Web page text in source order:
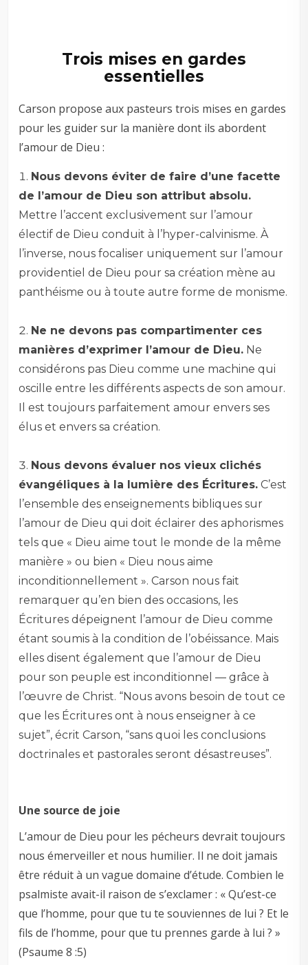
Trois mises en gardes
essentielles
Carson propose aux pasteurs trois mises en gardes
pour les guider sur la manière dont ils abordent
l’amour de Dieu :
Nous devons éviter de faire d’une facette
de l’amour de Dieu son attribut absolu.
Mettre l’accent exclusivement sur l’amour
électif de Dieu conduit à l’hyper-calvinisme. À
l’inverse, nous focaliser uniquement sur l’amour
providentiel de Dieu pour sa création mène au
panthéisme ou à toute autre forme de monisme.
Ne ne devons pas compartimenter ces
manières d’exprimer l’amour de Dieu. Ne
considérons pas Dieu comme une machine qui
oscille entre les différents aspects de son amour.
Il est toujours parfaitement amour envers ses
élus et envers sa création.
Nous devons évaluer nos vieux clichés
évangéliques à la lumière des Écritures. C’est
l’ensemble des enseignements bibliques sur
l’amour de Dieu qui doit éclairer des aphorismes
tels que « Dieu aime tout le monde de la même
manière » ou bien « Dieu nous aime
inconditionnellement ». Carson nous fait
remarquer qu’en bien des occasions, les
Écritures dépeignent l’amour de Dieu comme
étant soumis à la condition de l’obéissance. Mais
elles disent également que l’amour de Dieu
pour son peuple est inconditionnel — grâce à
l’œuvre de Christ. “Nous avons besoin de tout ce
que les Écritures ont à nous enseigner à ce
sujet”, écrit Carson, “sans quoi les conclusions
doctrinales et pastorales seront désastreuses”.
Une source de joie
L’amour de Dieu pour les pécheurs devrait toujours
nous émerveiller et nous humilier. Il ne doit jamais
être réduit à un vague domaine d’étude. Combien le
psalmiste avait-il raison de s’exclamer : « Qu’est-ce
que l’homme, pour que tu te souviennes de lui ? Et le
fils de l’homme, pour que tu prennes garde à lui ? »
(Psaume 8 :5)